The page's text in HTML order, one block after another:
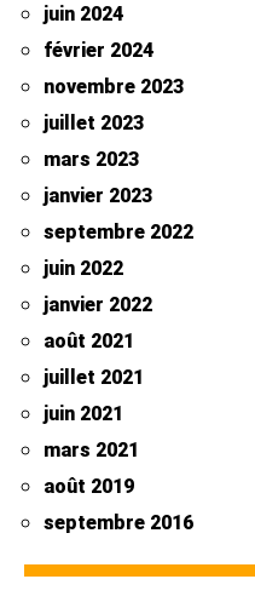
juin 2024
février 2024
novembre 2023
juillet 2023
mars 2023
janvier 2023
septembre 2022
juin 2022
janvier 2022
août 2021
juillet 2021
juin 2021
mars 2021
août 2019
septembre 2016